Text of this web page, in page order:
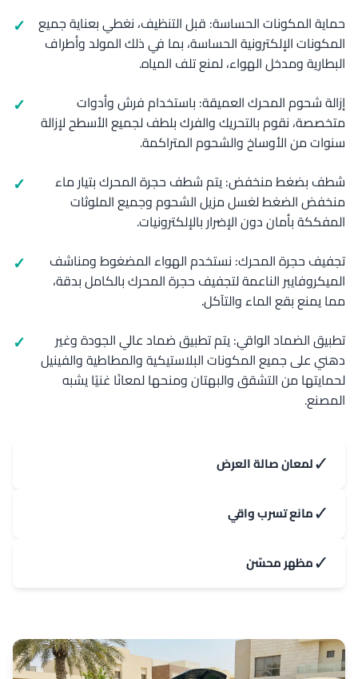
حماية المكونات الحساسة: قبل التنظيف، نغطي بعناية جميع
المكونات الإلكترونية الحساسة، بما في ذلك المولد وأطراف
البطارية ومدخل الهواء، لمنع تلف المياه.
إزالة شحوم المحرك العميقة: باستخدام فرش وأدوات
متخصصة، نقوم بالتحريك والفرك بلطف لجميع الأسطح لإزالة
سنوات من الأوساخ والشحوم المتراكمة.
شطف بضغط منخفض: يتم شطف حجرة المحرك بتيار ماء
منخفض الضغط لغسل مزيل الشحوم وجميع الملوثات
المفككة بأمان دون الإضرار بالإلكترونيات.
تجفيف حجرة المحرك: نستخدم الهواء المضغوط ومناشف
الميكروفايبر الناعمة لتجفيف حجرة المحرك بالكامل بدقة،
مما يمنع بقع الماء والتآكل.
تطبيق الضماد الواقي: يتم تطبيق ضماد عالي الجودة وغير
دهني على جميع المكونات البلاستيكية والمطاطية والفينيل
لحمايتها من التشقق والبهتان ومنحها لمعانًا غنيًا يشبه
المصنع.
✓لمعان صالة العرض
✓مانع تسرب واقي
✓مظهر محسّن